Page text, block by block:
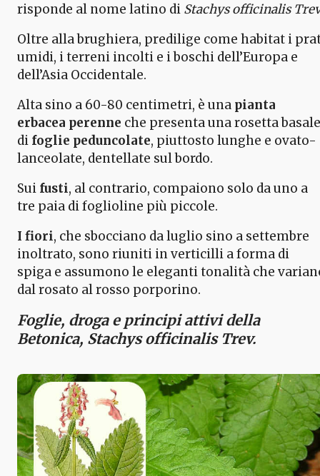
risponde al nome latino di Stachys officinalis
Oltre alla brughiera, predilige come habitat i
umidi, i terreni incolti e i boschi dell’Europa e
dell’Asia Occidentale.
Alta sino a 60-80 centimetri, è una pianta
erbacea perenne che presenta una rosetta basale
di foglie peduncolate, piuttosto lunghe e ovato-
lanceolate, dentellate sul bordo.
Sui fusti, al contrario, compaiono solo da uno a
tre paia di foglioline più piccole.
I fiori, che sbocciano da luglio sino a settembre
inoltrato, sono riuniti in verticilli a forma di
spiga e assumono le eleganti tonalità che
dal rosato al rosso porporino.
Foglie, droga e principi attivi della
Betonica, Stachys officinalis Trev.